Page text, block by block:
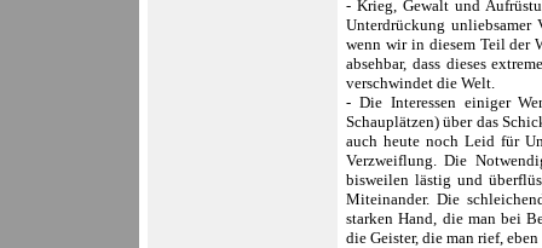
- Krieg, Gewalt und
Unterdrückung unliebsamer
wenn wir in diesem Teil der
absehbar, dass dieses
verschwindet die Welt.
- Die Interessen einiger
Schauplätzen) über das
auch heute noch Leid für
Verzweiflung. Die
bisweilen lästig und
Miteinander. Die
starken Hand, die man bei
die Geister, die man rief,